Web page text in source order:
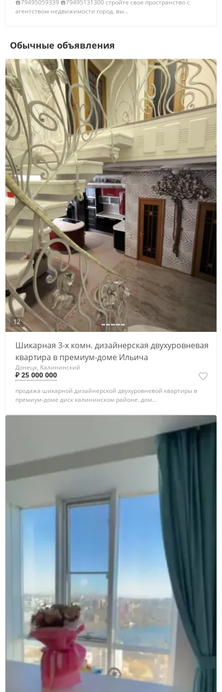
☎️79495059339 ☎️79495131300 стройте свое пространство с
агентством недвижимости город. вы...
Обычные объявления
12
Шикарная 3-х комн. дизайнерская двухуровневая
квартира в премиум-доме Ильича
Донецк, Калининский
₽ 25 000 000
продажа шикарной дизайнерской двухуровневой квартиры в
премиум-доме диск калининском районе. дом...